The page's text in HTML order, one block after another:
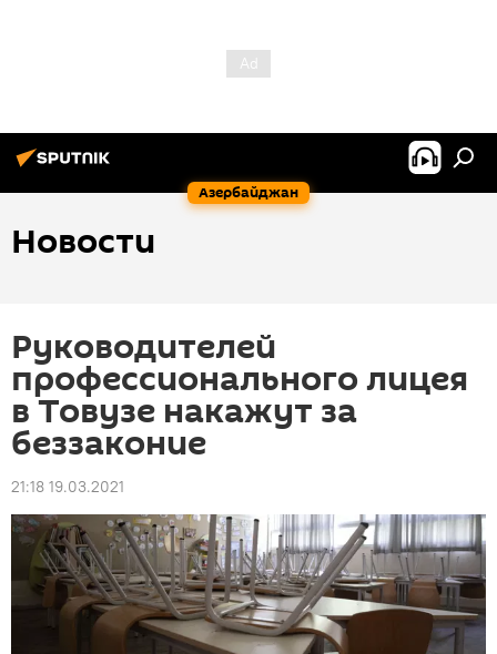
Азербайджан
Новости
Руководителей
профессионального лицея
в Товузе накажут за
беззаконие
21:18 19.03.2021